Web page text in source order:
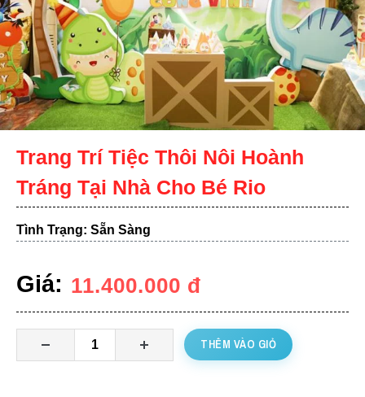
Trang Trí Tiệc Thôi Nôi Hoành
Tráng Tại Nhà Cho Bé Rio
Tình Trạng: Sẵn Sàng
Giá: 11.400.000 đ
THÊM VÀO GIỎ